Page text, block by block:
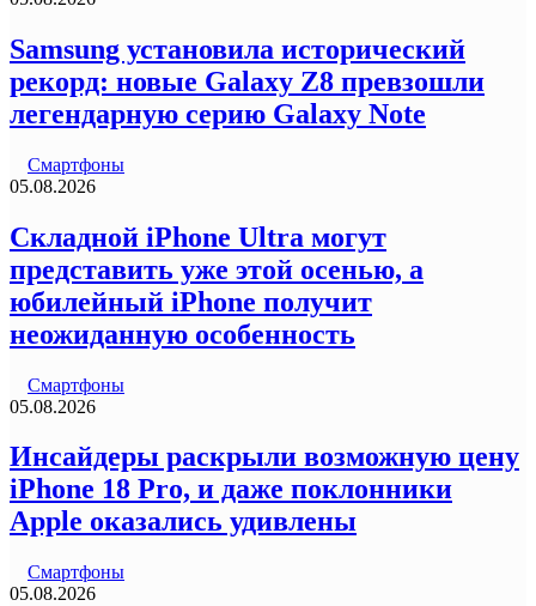
Samsung установила исторический
рекорд: новые Galaxy Z8 превзошли
легендарную серию Galaxy Note
Смартфоны
05.08.2026
Складной iPhone Ultra могут
представить уже этой осенью, а
юбилейный iPhone получит
неожиданную особенность
Смартфоны
05.08.2026
Инсайдеры раскрыли возможную цену
iPhone 18 Pro, и даже поклонники
Apple оказались удивлены
Смартфоны
05.08.2026